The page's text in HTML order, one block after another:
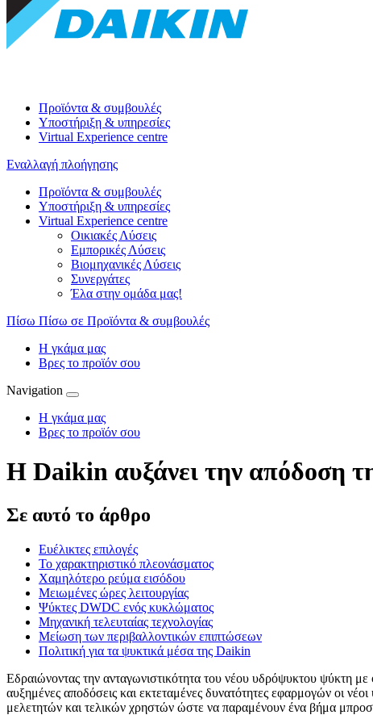
Προϊόντα & συμβουλές
Υποστήριξη & υπηρεσίες
Virtual Experience centre
Εναλλαγή πλοήγησης
Προϊόντα & συμβουλές
Υποστήριξη & υπηρεσίες
Virtual Experience centre
Οικιακές Λύσεις
Εμπορικές Λύσεις
Βιομηχανικές Λύσεις
Συνεργάτες
Έλα στην ομάδα μας!
Πίσω Πίσω σε Προϊόντα & συμβουλές
Η γκάμα μας
Βρες το προϊόν σου
Navigation
Η γκάμα μας
Βρες το προϊόν σου
Η Daikin αυξάνει την απόδοση
Σε αυτό το άρθρο
Ευέλικτες επιλογές
Το χαρακτηριστικό πλεονάσματος
Χαμηλότερο ρεύμα εισόδου
Μειωμένες ώρες λειτουργίας
Ψύκτες DWDC ενός κυκλώματος
Μηχανική τελευταίας τεχνολογίας
Μείωση των περιβαλλοντικών επιπτώσεων
Πολιτική για τα ψυκτικά μέσα της Daikin
Εδραιώνοντας την ανταγωνιστικότητα του νέου υδρόψυκτου ψύκτη
αυξημένες αποδόσεις και εκτεταμένες δυνατότητες εφαρμογών οι
μελετητών και τελικών χρηστών ώστε να παραμένουν ένα βήμα